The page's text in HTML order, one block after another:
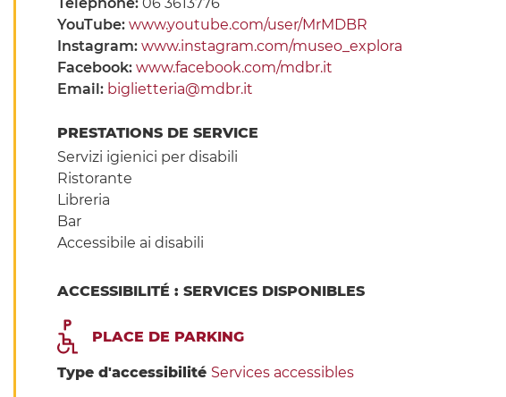
YouTube: www.youtube.com/user/MrMDBR
Instagram: www.instagram.com/museo_explora
Facebook: www.facebook.com/mdbr.it
Email: biglietteria@mdbr.it
PRESTATIONS DE SERVICE
Servizi igienici per disabili
Ristorante
Libreria
Bar
Accessibile ai disabili
ACCESSIBILITÉ : SERVICES DISPONIBLES
PLACE DE PARKING
Type d'accessibilité Services accessibles